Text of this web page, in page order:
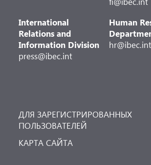
International
Relations and
Information Division
press@ibec.int
Human
hr@ibec.int
ДЛЯ ЗАРЕГИСТРИРОВАННЫХ
ПОЛЬЗОВАТЕЛЕЙ
КАРТА САЙТА